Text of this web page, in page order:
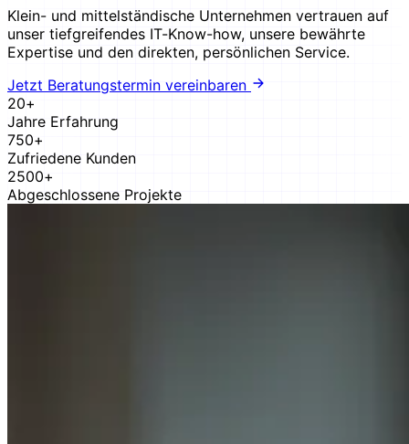
Klein- und mittelständische Unternehmen vertrauen auf
unser tiefgreifendes IT-Know-how, unsere bewährte
Expertise und den direkten, persönlichen Service.
Jetzt Beratungstermin vereinbaren
20+
Jahre Erfahrung
750+
Zufriedene Kunden
2500+
Abgeschlossene Projekte